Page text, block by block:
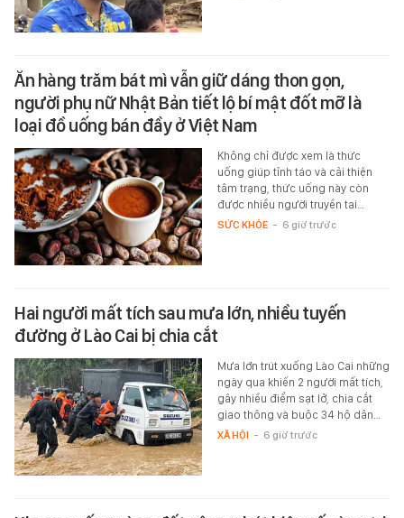
Ăn hàng trăm bát mì vẫn giữ dáng thon gọn,
người phụ nữ Nhật Bản tiết lộ bí mật đốt mỡ là
loại đồ uống bán đầy ở Việt Nam
Không chỉ được xem là thức
uống giúp tỉnh táo và cải thiện
tâm trạng, thức uống này còn
được nhiều người truyền tai…
SỨC KHỎE - 6 giờ trước
Hai người mất tích sau mưa lớn, nhiều tuyến
đường ở Lào Cai bị chia cắt
Mưa lớn trút xuống Lào Cai những
ngày qua khiến 2 người mất tích,
gây nhiều điểm sạt lở, chia cắt
giao thông và buộc 34 hộ dân…
XÃ HỘI - 6 giờ trước